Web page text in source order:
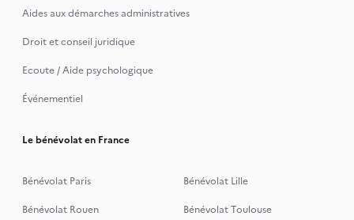
Aides aux démarches administratives
Droit et conseil juridique
Ecoute / Aide psychologique
Événementiel
Le bénévolat en France
Bénévolat Paris
Bénévolat Lille
Bénévolat Rouen
Bénévolat Toulouse